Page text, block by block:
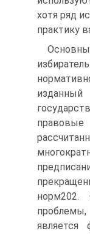
хотя ряд
практику
норм202.